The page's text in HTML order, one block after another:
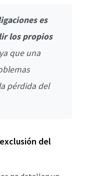
es
los propios
que una
pérdida del
del